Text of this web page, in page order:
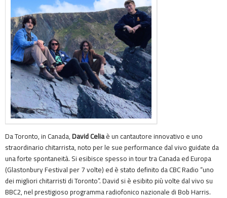
Da Toronto, in Canada, David Celiaè un cantautore innovativo e uno
straordinario chitarrista, noto per le sue performance dal vivo guidate da
una forte spontaneità. Si esibisce spesso in tour tra Canada ed Europa
(Glastonbury Festival per 7 volte) ed è stato definito da CBC Radio “uno
dei migliori chitarristi di Toronto”. David si è esibito più volte dal vivo su
BBC2, nel prestigioso programma radiofonico nazionale di Bob Harris.